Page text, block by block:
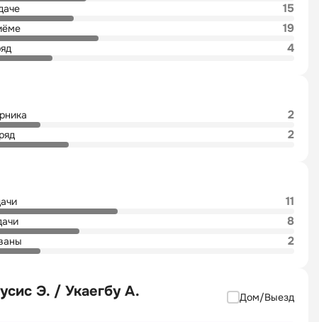
15
19
4
2
2
11
8
2
Э. / Укаегбу А. Дом/Выезд